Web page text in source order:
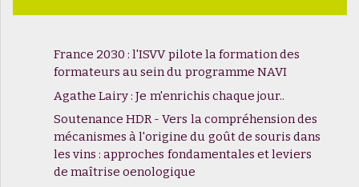
France 2030 : l'ISVV pilote la formation des
formateurs au sein du programme NAVI
Agathe Lairy : Je m'enrichis chaque jour..
Soutenance HDR - Vers la compréhension des
mécanismes à l'origine du goût de souris dans
les vins : approches fondamentales et leviers
de maîtrise oenologique